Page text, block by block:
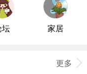
坛 家居
更多